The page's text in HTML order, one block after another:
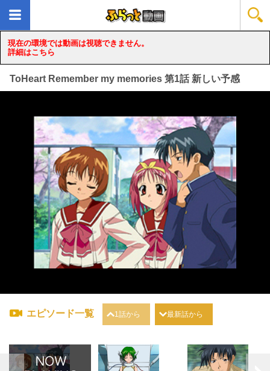
現在の環境では動画は視聴できません。
詳細はこちら
ToHeart Remember my memories 第1話 新しい予感
loading...
エピソード一覧 1話から 最新話から